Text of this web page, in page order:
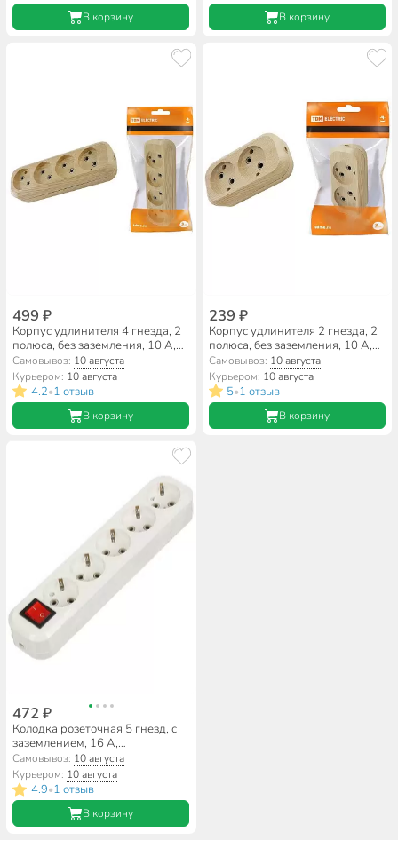
В корзину В корзину
499 ₽
Корпус удлинителя 4 гнезда, 2
полюса, без заземления, 10 А,
сосна, TDM Electric, Эко,
SQ1806-0050
Самовывоз: 10 августа
Курьером: 10 августа
4.2•1 отзыв
В корзину
239 ₽
Корпус удлинителя 2 гнезда, 2
полюса, без заземления, 10 А,
сосна, TDM Electric, Эко,
SQ1806-0045
Самовывоз: 10 августа
Курьером: 10 августа
5•1 отзыв
В корзину
472 ₽
Колодка розеточная 5 гнезд, с
заземлением, 16 А,
выключатель, General Lighting
Systems, Easy GSB-16-5-G-S-
IP20, 470060
Самовывоз: 10 августа
Курьером: 10 августа
4.9•1 отзыв
В корзину